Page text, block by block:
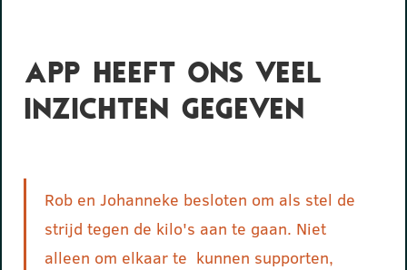
App heeft ons veel
inzichten gegeven
Rob en Johanneke besloten om als stel de
strijd tegen de kilo's aan te gaan. Niet
alleen om elkaar te kunnen supporten,